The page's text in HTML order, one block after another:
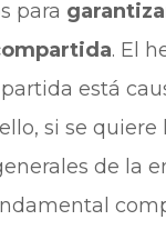
para
. El
está
si se quiere
de la